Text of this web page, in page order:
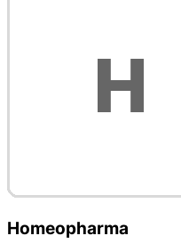
Homeopharma